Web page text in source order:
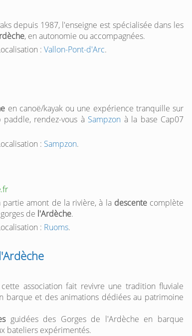
depuis 1987, l'enseigne est spécialisée dans les
, en autonomie ou accompagnées.
: Vallon-Pont-d'Arc.
en canoë/kayak ou une expérience tranquille sur
rendez-vous à Sampzon à la base Cap07
: Sampzon.
.fr
partie amont de la rivière, à la descentecomplète
de l'Ardèche.
: Ruoms.
l'Ardèche
association fait revivre une tradition fluviale
barque et des animations dédiées au patrimoine
guidées des Gorges de l'Ardèche en barque
bateliers expérimentés.